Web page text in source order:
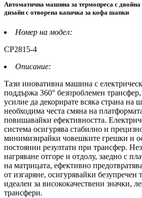
Автоматична машина за термопреса с двойна
дизайн с отворена капачка за кофа шапки
Номер на модел:
CP2815-4
Описание:
Тази иновативна машина с
поддържа 360° безпроблемен трансфер,
усилие да декорирате всяка страна на
необходима честа смяна на
повишавайки ефективността.
система осигурява стабилно и
минимизирайки човешките грешки и
постоянни резултати при трансфер.
нагряване отгоре и отдолу, заедно с
на матрицата, ефективно
от изгаряне, осигурявайки безупречен
идеален за висококачествени значки,
трансфери.